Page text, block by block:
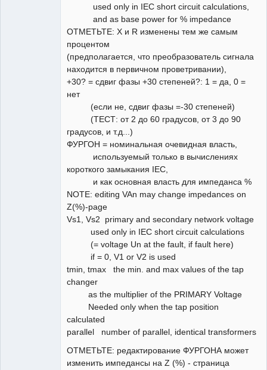
used only in IEC short circuit calculations,
and as base power for % impedance
ОТМЕТЬТЕ: X и R изменены тем же самым
процентом
(предполагается, что преобразователь сигнала
находится в первичном проветривании),
+30? = сдвиг фазы +30 степеней?: 1 = да, 0 =
нет
(если не, сдвиг фазы =-30 степеней)
(ТЕСТ: от 2 до 60 градусов, от 3 до 90
градусов, и т.д...)
ФУРГОН = номинальная очевидная власть,
используемый только в вычислениях
короткого замыкания IEC,
и как основная власть для импеданса %
NOTE: editing VAn may change impedances on
Z(%)-page
Vs1, Vs2 primary and secondary network voltage
used only in IEC short circuit calculations
(= voltage Un at the fault, if fault here)
if = 0, V1 or V2 is used
tmin, tmax the min. and max values of the tap
changer
as the multiplier of the PRIMARY Voltage
Needed only when the tap position
calculated
parallel number of parallel, identical transformers
ОТМЕТЬТЕ: редактирование ФУРГОНА может
изменить импедансы на Z (%) - страница